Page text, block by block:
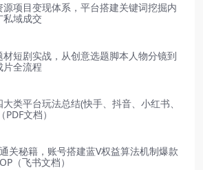
源项目变现体系，平台搭建关键词挖掘内
私域成交
材短剧实战，从创意选题脚本人物分镜到
片全流程
大类平台玩法总结(快手、抖音、小红书、
PDF文档）
关秘籍，账号搭建蓝V权益算法机制爆款
（飞书文档）